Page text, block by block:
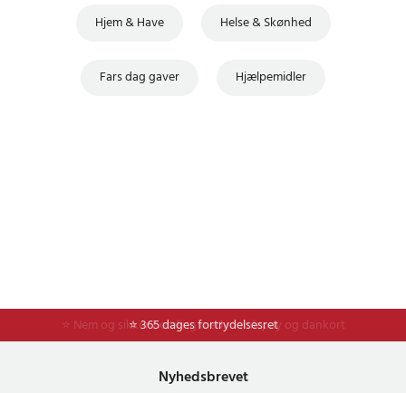
Hjem & Have Helse & Skønhed
Fars dag gaver Hjælpemidler
⭐ 365 dages fortrydelsesret
⭐ Nem og sikker betaling med mobilepay og dankort
Nyhedsbrevet